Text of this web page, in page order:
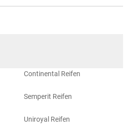
Continental Reifen
Semperit Reifen
Uniroyal Reifen